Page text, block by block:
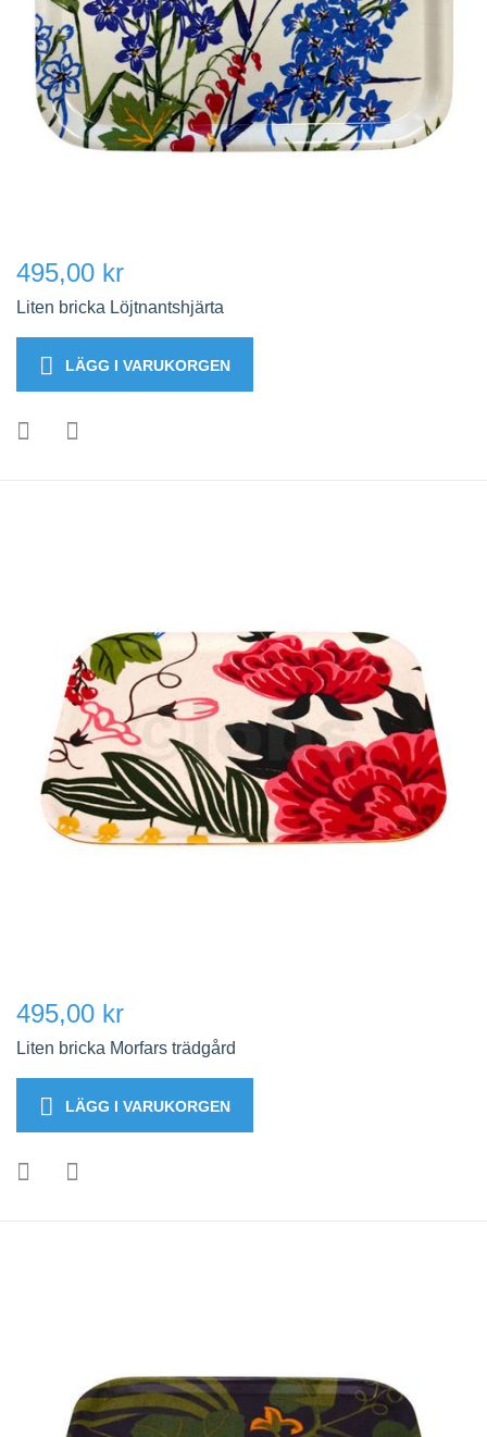
495,00 kr
Liten bricka Löjtnantshjärta
LÄGG I VARUKORGEN
495,00 kr
Liten bricka Morfars trädgård
LÄGG I VARUKORGEN